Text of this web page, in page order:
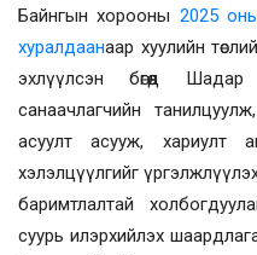
Байнгын хорооны 2025
хуралдаанаар хуулийн
эхлүүлсэн бөгөөд
санаачлагчийн
асуулт асууж, хариулт
хэлэлцүүлгийг
баримтлалтай
суурь илэрхийлэх